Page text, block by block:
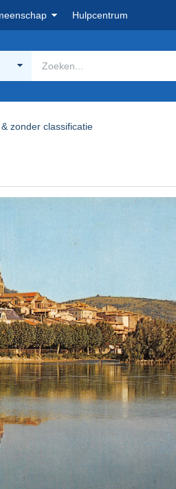
Hulpcentrum
zonder classificatie